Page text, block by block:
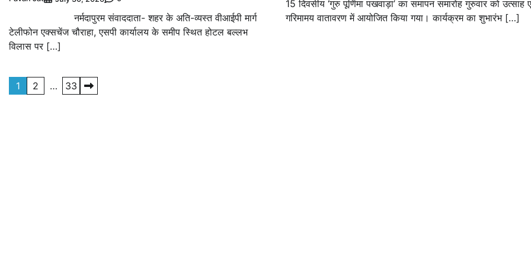
नर्मदापुरम संवाददाता- शहर के अति-व्यस्त वीआईपी मार्ग
टेलीफोन एक्सचेंज चौराहा, एसपी कार्यालय के समीप स्थित होटल बल्लभ
विलास पर […]
15 दिवसीय ‘गुरु पूर्णिमा पखवाड़ा’ का समापन समारोह गुरुवार को उत्साह
गरिमामय वातावरण में आयोजित किया गया। कार्यक्रम का शुभारंभ […]
Posts
1 2 … 33